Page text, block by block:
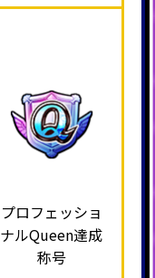
プロフェッショ
ナルQueen達成
称号